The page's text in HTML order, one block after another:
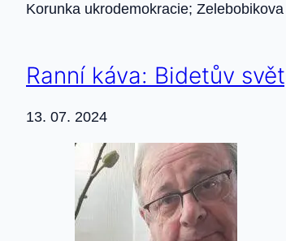
Korunka ukrodemokracie;
Ranní káva: Bidetův
13. 07. 2024